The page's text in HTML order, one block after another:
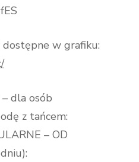
dostępne w grafiku:
dla osób
z tańcem:
– OD